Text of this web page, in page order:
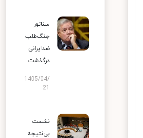
سناتور
جنگ‌طلب
ضدایرانی
درگذشت
1405/04/
نشست
بی‌نتیجه